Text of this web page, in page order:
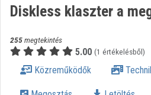
Intézményi felfedezés
Kategóriák
Intézményi listák
Intézmények
Diskless klaszter a
255megtekintés
5.00 (1 értékelésből)
Közreműködők